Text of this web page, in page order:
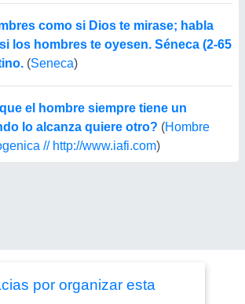
como si Dios te mirase; habla
los hombres te oyesen. Séneca (2-65
(Seneca)
el hombre siempre tiene un
lo alcanza quiere otro? (Hombre
// http://www.iafi.com)
por organizar esta